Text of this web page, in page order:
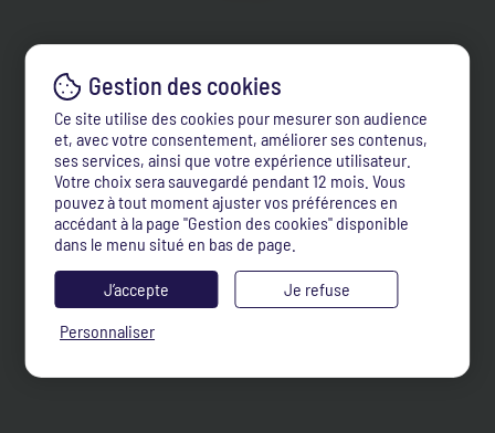
Ce site utilise des cookies pour mesurer son audience
et, avec votre consentement, améliorer ses contenus,
ses services, ainsi que votre expérience utilisateur.
Votre choix sera sauvegardé pendant 12 mois. Vous
pouvez à tout moment ajuster vos préférences en
accédant à la page "Gestion des cookies" disponible
dans le menu situé en bas de page.
J’accepte
Je refuse
Personnaliser